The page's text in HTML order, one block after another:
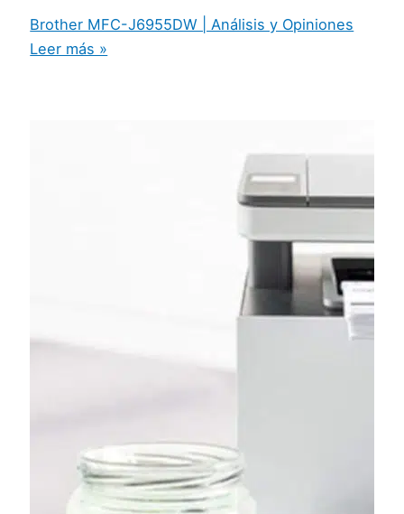
Brother MFC-J6955DW | Análisis y Opiniones
Leer más »